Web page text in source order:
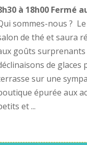
à 18h00 Fermé
sommes-nous ?
de thé et saura
goûts surprenants
de glaces
sur une
épurée aux
et ...